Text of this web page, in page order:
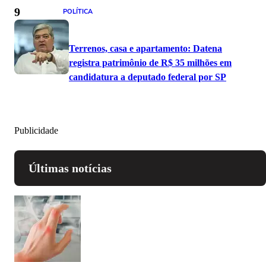
9 POLÍTICA
Terrenos, casa e apartamento: Datena
registra patrimônio de R$ 35 milhões em
candidatura a deputado federal por SP
Publicidade
Últimas notícias